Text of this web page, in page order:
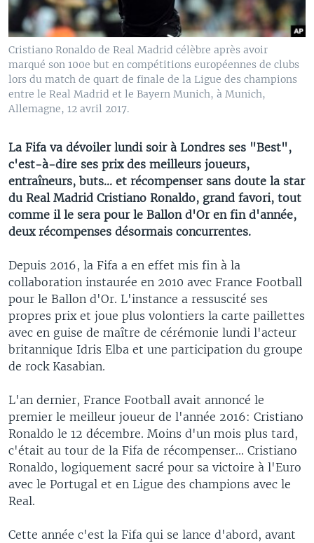
Cristiano Ronaldo de Real Madrid célèbre après avoir
marqué son 100e but en compétitions européennes de clubs
lors du match de quart de finale de la Ligue des champions
entre le Real Madrid et le Bayern Munich, à Munich,
Allemagne, 12 avril 2017.
La Fifa va dévoiler lundi soir à Londres ses "Best",
c'est-à-dire ses prix des meilleurs joueurs,
entraîneurs, buts... et récompenser sans doute la star
du Real Madrid Cristiano Ronaldo, grand favori, tout
comme il le sera pour le Ballon d'Or en fin d'année,
deux récompenses désormais concurrentes.
Depuis 2016, la Fifa a en effet mis fin à la
collaboration instaurée en 2010 avec France Football
pour le Ballon d'Or. L'instance a ressuscité ses
propres prix et joue plus volontiers la carte paillettes
avec en guise de maître de cérémonie lundi l'acteur
britannique Idris Elba et une participation du groupe
de rock Kasabian.
L'an dernier, France Football avait annoncé le
premier le meilleur joueur de l'année 2016: Cristiano
Ronaldo le 12 décembre. Moins d'un mois plus tard,
c'était au tour de la Fifa de récompenser... Cristiano
Ronaldo, logiquement sacré pour sa victoire à l'Euro
avec le Portugal et en Ligue des champions avec le
Real.
Cette année c'est la Fifa qui se lance d'abord, avant